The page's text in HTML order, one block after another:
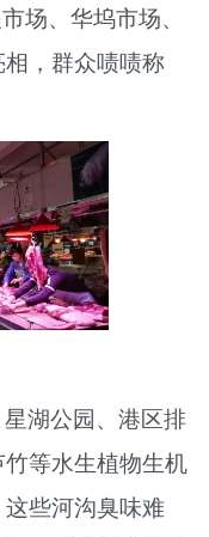
场、华坞市场、
，群众啧啧称
湖公园、港区排
等水生植物生机
些河沟臭味难